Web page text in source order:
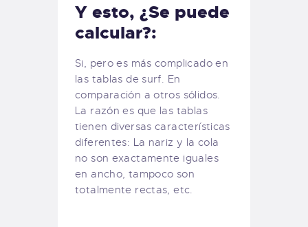
Y esto, ¿Se puede
calcular?:
Si, pero es más complicado en
las tablas de surf. En
comparación a otros sólidos.
La razón es que las tablas
tienen diversas características
diferentes: La nariz y la cola
no son exactamente iguales
en ancho, tampoco son
totalmente rectas, etc.